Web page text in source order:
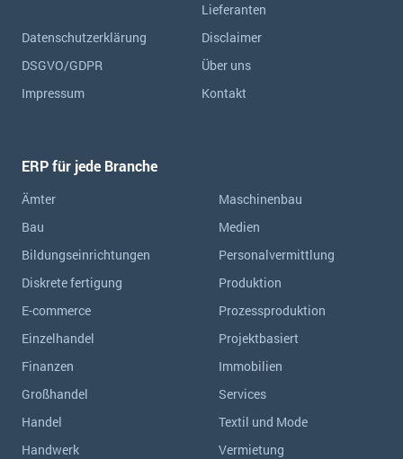
Lieferanten
Datenschutzerklärung
Disclaimer
DSGVO/GDPR
Über uns
Impressum
Kontakt
ERP für jede Branche
Ämter
Bau
Bildungseinrichtungen
Diskrete fertigung
E-commerce
Einzelhandel
Finanzen
Großhandel
Handel
Handwerk
Maschinenbau
Medien
Personalvermittlung
Produktion
Prozessproduktion
Projektbasiert
Immobilien
Services
Textil und Mode
Vermietung